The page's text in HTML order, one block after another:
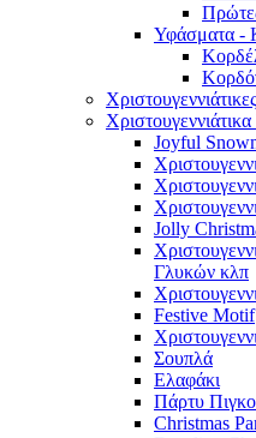
Υφάσματα -
Joyful
Jolly
Γλυκών κλπ
Festive Motif
Σουπλά
Ελαφάκι
Πάρτυ
Christmas